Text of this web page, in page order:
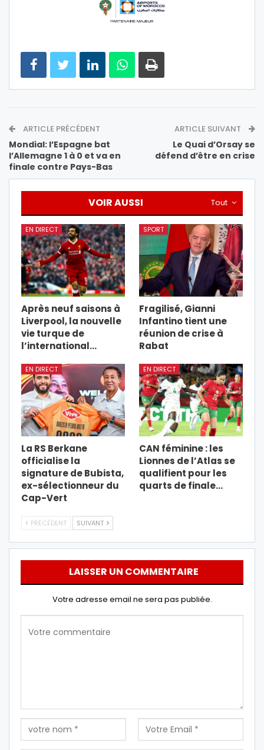
ARTICLE PRÉCÉDENT
Mondial: l’Espagne bat
l’Allemagne 1 à 0 et va en
finale contre Pays-Bas
ARTICLE SUIVANT
Le Quai d’Orsay se
défend d’être en crise
Tout
VOIR AUSSI
EN DIRECT
Après neuf saisons à
Liverpool, la nouvelle
vie turque de
l’international…
SPORT
Fragilisé, Gianni
Infantino tient une
réunion de crise à
Rabat
EN DIRECT
La RS Berkane
officialise la
signature de Bubista,
ex-sélectionneur du
Cap-Vert
EN DIRECT
CAN féminine : les
Lionnes de l’Atlas se
qualifient pour les
quarts de finale…
PRÉCÉDENT SUIVANT
LAISSER UN COMMENTAIRE
Votre adresse email ne sera pas publiée.